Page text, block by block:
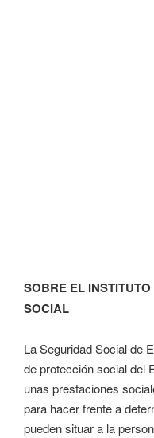
SOBRE EL
SOCIAL
La Seguridad Social de
de protección social del
unas prestaciones
para hacer frente a
pueden situar a la